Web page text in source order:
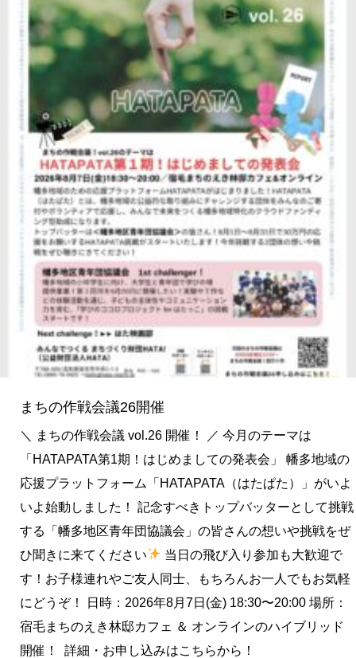
まちの作戦会議26開催
＼ まちの作戦会議 vol.26 開催！ ／ 今月のテーマは
「HATAPATA第1期！はじめましての発表会」 幡多地域の
応援プラットフォーム「HATAPATA（はたぱた）」がいよ
いよ始動しました！ 記念すべきトップバッターとして挑戦
する「幡多地区青年団協議会」の皆さんの想いや挑戦をぜ
ひ聞きに来てください
当日の飛び入り参加も大歓迎で
す！お子様連れやご友人同士、もちろんお一人でもお気軽
にどうぞ！ 日時：2026年8月7日(金) 18:30〜20:00 場所：
宿毛まちのえき林邸カフェ ＆ オンラインのハイブリッド
開催！ 詳細・お申し込みはこちらから！
戦
会
催